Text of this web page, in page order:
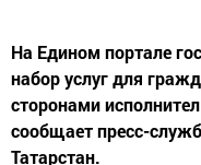
На Едином портале
набор услуг для
сторонами
сообщает пресс-
Татарстан.